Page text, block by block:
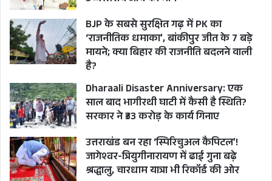
की गई है। यानी असम और पूर्वोतर को लेकर पार्टी का पूरा
फोकस दिख रहा है।
AMIT SHAH
BJP CENTRAL ELCETION COMMITTEE
BJP PARLIAMENTARY BOARD
CM SHIVRAJ SINGH CHAUHAN
JP NADDA
NITIN GADKARI
PM MODI
BJP के सबसे सुरक्षित गढ़ में PK का
‘राजनीतिक धमाका’, बांकीपुर जीत के 7 बड़े
मायने; क्या बिहार की राजनीति बदलने वाली
है?
Dharaali Disaster Anniversary: एक
साल बाद भागीरथी घाटी में कैसी है स्थिति?
सरकार ने ₹33 करोड़ के कार्य गिनाए
उत्तराखंड बन रहा ‘स्पिरिचुअल कैपिटल’!
जागेश्वर-त्रियुगीनारायण में ढाई गुना बढ़े
श्रद्धालु, चारधाम यात्रा भी रिकॉर्ड की ओर